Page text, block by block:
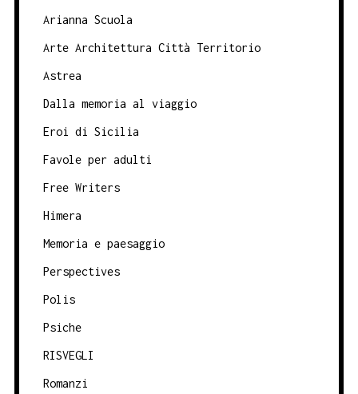
Arianna Scuola
Arte Architettura Città Territorio
Astrea
Dalla memoria al viaggio
Eroi di Sicilia
Favole per adulti
Free Writers
Himera
Memoria e paesaggio
Perspectives
Polis
Psiche
RISVEGLI
Romanzi